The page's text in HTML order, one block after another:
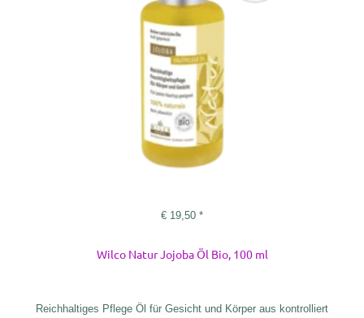
€ 19,50 *
Wilco Natur Jojoba Öl Bio, 100 ml
Reichhaltiges Pflege Öl für Gesicht und Körper aus kontrolliert